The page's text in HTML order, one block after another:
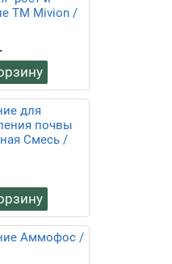
ТМ Mivion /
для
почвы
Смесь /
Аммофос /